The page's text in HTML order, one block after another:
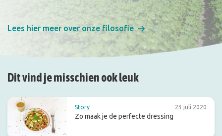
Lees hier meer over onze filosofie
Dit vind je misschien ook leuk
Story 23 juli 2020
Zo maak je de perfecte dressing